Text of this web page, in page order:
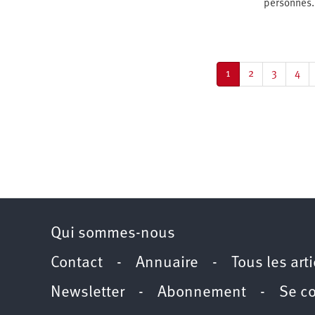
Page
courante
1 Page
2 Page
3 Page
4
Qui sommes-nous
Contact - Annuaire - Tous les
Newsletter- Abonnement - Se